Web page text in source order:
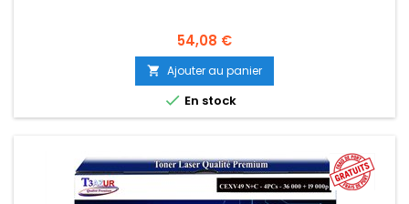
Prix
54,08 €
 Ajouter au panier
 En stock